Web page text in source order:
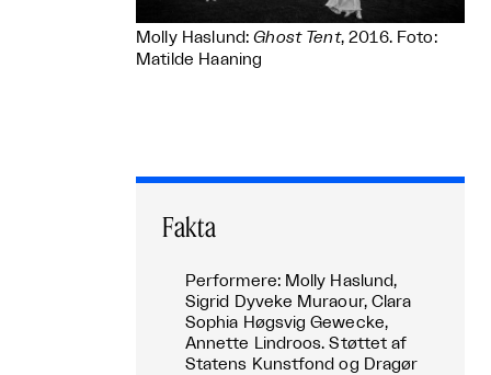
Molly Haslund:Ghost Tent, 2016. Foto:
Matilde Haaning
Fakta
Performere: Molly Haslund,
Sigrid Dyveke Muraour, Clara
Sophia Høgsvig Gewecke,
Annette Lindroos. Støttet af
Statens Kunstfond og Dragør